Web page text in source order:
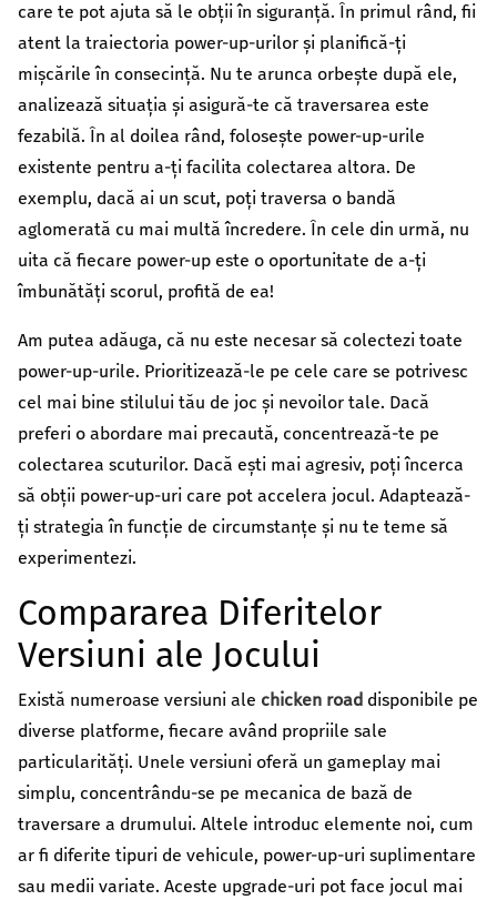
care te pot ajuta să le obții în siguranță. În primul rând, fii
atent la traiectoria power-up-urilor și planifică-ți
mișcările în consecință. Nu te arunca orbește după ele,
analizează situația și asigură-te că traversarea este
fezabilă. În al doilea rând, folosește power-up-urile
existente pentru a-ți facilita colectarea altora. De
exemplu, dacă ai un scut, poți traversa o bandă
aglomerată cu mai multă încredere. În cele din urmă, nu
uita că fiecare power-up este o oportunitate de a-ți
îmbunătăți scorul, profită de ea!
Am putea adăuga, că nu este necesar să colectezi toate
power-up-urile. Prioritizează-le pe cele care se potrivesc
cel mai bine stilului tău de joc și nevoilor tale. Dacă
preferi o abordare mai precaută, concentrează-te pe
colectarea scuturilor. Dacă ești mai agresiv, poți încerca
să obții power-up-uri care pot accelera jocul. Adaptează-
ți strategia în funcție de circumstanțe și nu te teme să
experimentezi.
Compararea Diferitelor
Versiuni ale Jocului
Există numeroase versiuni ale chicken road disponibile pe
diverse platforme, fiecare având propriile sale
particularități. Unele versiuni oferă un gameplay mai
simplu, concentrându-se pe mecanica de bază de
traversare a drumului. Altele introduc elemente noi, cum
ar fi diferite tipuri de vehicule, power-up-uri suplimentare
sau medii variate. Aceste upgrade-uri pot face jocul mai